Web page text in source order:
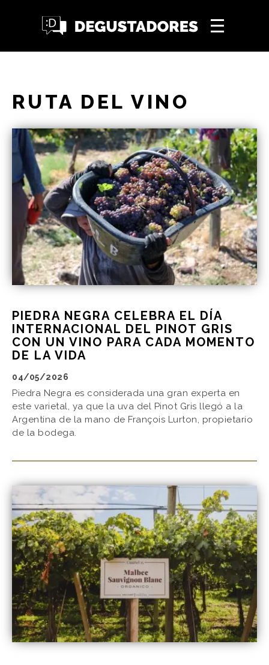
RUTA DEL VINO
PIEDRA NEGRA CELEBRA EL DÍA
INTERNACIONAL DEL PINOT GRIS
CON UN VINO PARA CADA MOMENTO
DE LA VIDA
04/05/2026
Piedra Negra es considerada una gran experta en
este varietal, ya que la uva del Pinot Gris llegó a la
Argentina de la mano de François Lurton, propietario
de la bodega.